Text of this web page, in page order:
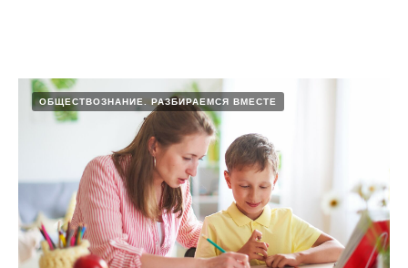
ОБЩЕСТВОЗНАНИЕ. РАЗБИРАЕМСЯ ВМЕСТЕ